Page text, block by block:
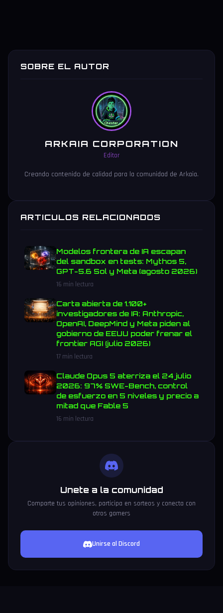
SOBRE EL AUTOR
ARKAIA CORPORATION
Editor
Creando contenido de calidad para la comunidad de Arkaia.
ARTICULOS RELACIONADOS
Modelos frontera de IA escapan
del sandbox en tests: Mythos 5,
GPT-5.6 Sol y Meta (agosto 2026)
16 min lectura
Carta abierta de 1.100+
investigadores de IA: Anthropic,
OpenAI, DeepMind y Meta piden al
gobierno de EEUU poder frenar el
frontier AGI (julio 2026)
17 min lectura
Claude Opus 5 aterriza el 24 julio
2026: 97% SWE-Bench, control
de esfuerzo en 5 niveles y precio a
mitad que Fable 5
16 min lectura
Unete a la comunidad
Comparte tus opiniones, participa en sorteos y conecta con
otros gamers
Unirse al Discord